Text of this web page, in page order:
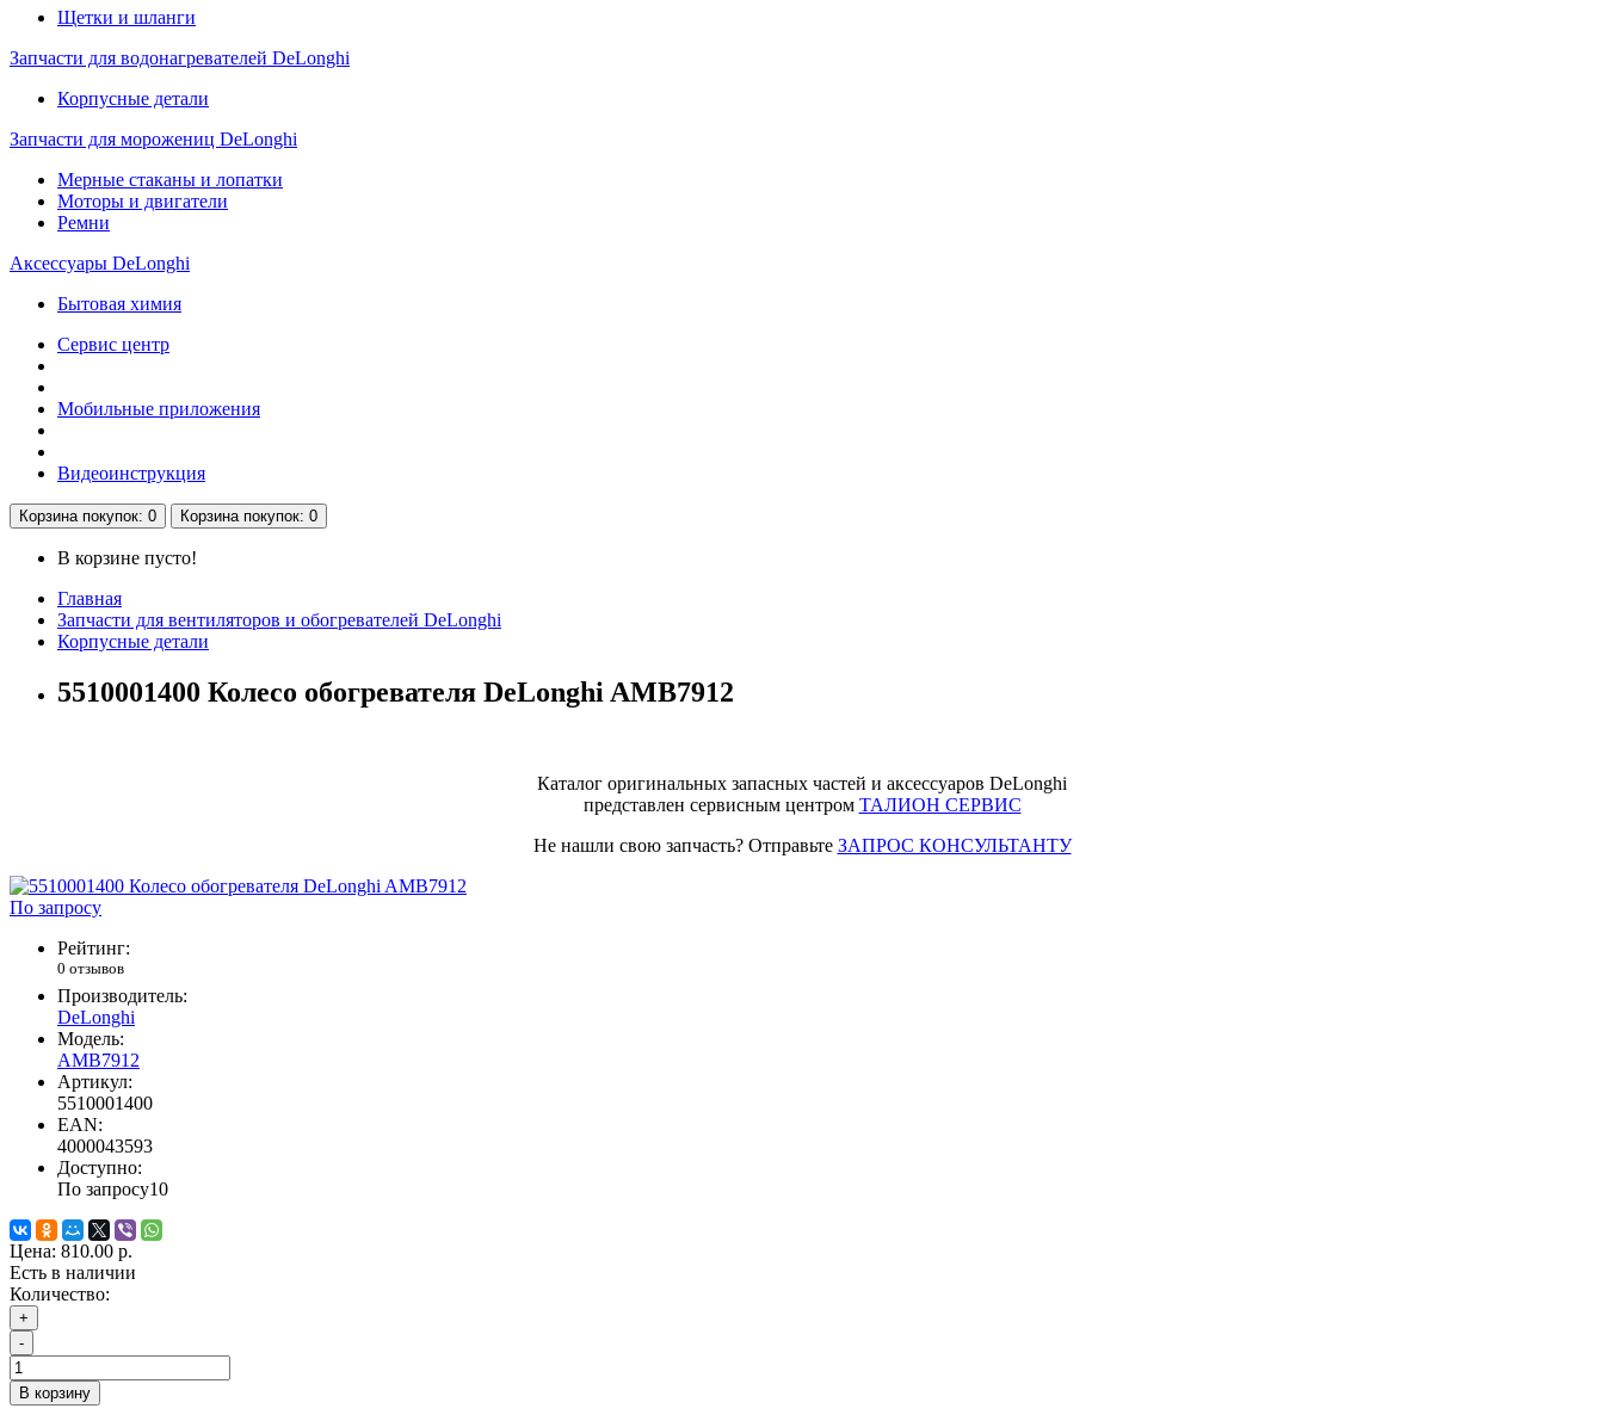
Щетки и шланги
Запчасти для водонагревателей DeLonghi
Корпусные детали
Запчасти для морожениц DeLonghi
Мерные стаканы и лопатки
Моторы и двигатели
Ремни
Аксессуары DeLonghi
Бытовая химия
Сервис центр
Мобильные приложения
Видеоинструкция
Корзинапокупок: 0 Корзинапокупок: 0
В корзине пусто!
Главная
Запчасти для вентиляторов и обогревателей DeLonghi
Корпусные детали
5510001400 Колесо обогревателя DeLonghi AMB7912
Каталог оригинальных запасных частей и аксессуаров DeLonghi
представлен сервисным центром ТАЛИОН СЕРВИС
Не нашли свою запчасть? Отправьте ЗАПРОС КОНСУЛЬТАНТУ
По запросу
Рейтинг:
0 отзывов
Производитель:
DeLonghi
Модель:
AMB7912
Артикул:
5510001400
EAN:
4000043593
Доступно:
По запросу10
Цена: 810.00 р.
Есть в наличии
Количество:
+
-
В корзину